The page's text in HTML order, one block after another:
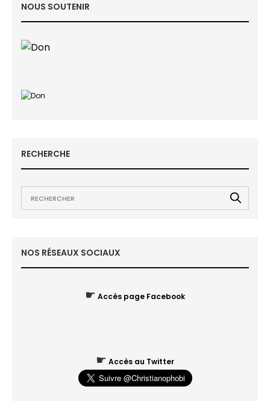
NOUS SOUTENIR
RECHERCHE
NOS RÉSEAUX SOCIAUX
☛ Accès page Facebook
☛ Accès au Twitter